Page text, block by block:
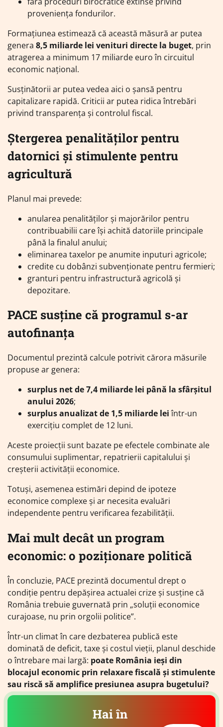
proveniența fondurilor.
Formațiunea estimează că această măsură ar putea
genera 8,5 miliarde lei venituri directe la buget, prin
atragerea a minimum 17 miliarde euro în circuitul
economic național.
Susținătorii ar putea vedea aici o șansă pentru
capitalizare rapidă. Criticii ar putea ridica întrebări
privind transparența și controlul fiscal.
Ștergerea penalităților pentru
datornici și stimulente pentru
agricultură
Planul mai prevede:
anularea penalităților și majorărilor pentru
contribuabilii care își achită datoriile principale
până la finalul anului;
eliminarea taxelor pe anumite inputuri agricole;
credite cu dobânzi subvenționate pentru fermieri;
granturi pentru infrastructură agricolă și
depozitare.
PACE susține că programul s-ar
autofinanța
Documentul prezintă calcule potrivit cărora măsurile
propuse ar genera:
surplus net de 7,4 miliarde lei până la sfârșitul
anului 2026;
surplus anualizat de 1,5 miliarde leiîntr-un
exercițiu complet de 12 luni.
Aceste proiecții sunt bazate pe efectele combinate ale
consumului suplimentar, repatrierii capitalului și
creșterii activității economice.
Totuși, asemenea estimări depind de ipoteze
economice complexe și ar necesita evaluări
independente pentru verificarea fezabilității.
Mai mult decât un program
economic: o poziționare politică
În concluzie, PACE prezintă documentul drept o
condiție pentru depășirea actualei crize și susține că
România trebuie guvernată prin „soluții economice
curajoase, nu prin orgolii politice”.
Într-un climat în care dezbaterea publică este
dominată de deficit, taxe și costul vieții, planul deschide
o întrebare mai largă: poate România ieși din
blocajul economic prin relaxare fiscală și stimulente
sau riscă să amplifice presiunea asupra bugetului?
Hai în